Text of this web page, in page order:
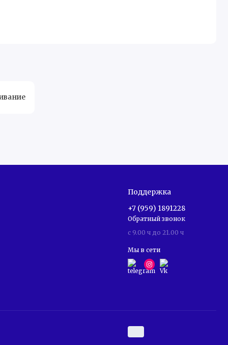
Поддержка
+7 (959) 1891228
Обратный звонок
c 9.00 ч до 21.00 ч
Мы в сети